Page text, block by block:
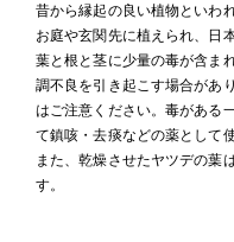
昔から縁起の良い植物といわ
お庭や玄関先に植えられ、日
葉と根と茎に少量の毒が含ま
調不良を引き起こす場合があ
はご注意ください。毒がある
て鎮咳・去痰などの薬として
また、乾燥させたヤツデの葉
す。